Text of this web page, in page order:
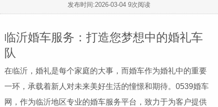
发布时间:2026-03-04 9次阅读
临沂婚车服务：打造您梦想中的婚礼车
队
在临沂，婚礼是每个家庭的大事，而婚车作为婚礼中的重要
一环，承载着新人对未来美好生活的憧憬和期待。0539婚车
网，作为临沂地区专业的婚车服务平台，致力于为客户提供